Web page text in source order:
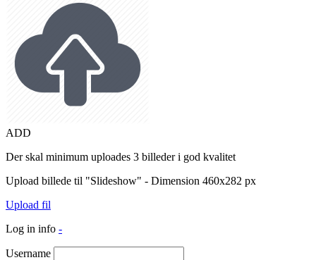
ADD
Der skal minimum uploades 3 billeder i god kvalitet
Upload billede til "Slideshow" - Dimension 460x282 px
Upload fil
Log in info -
Username